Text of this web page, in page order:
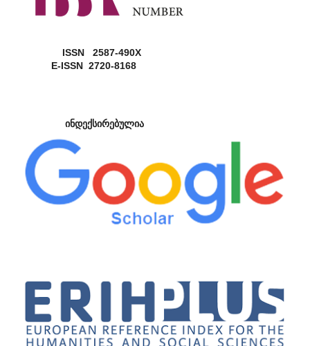
ISSN 2587-490X
E-ISSN 2720-8168
ინდექსირებულია